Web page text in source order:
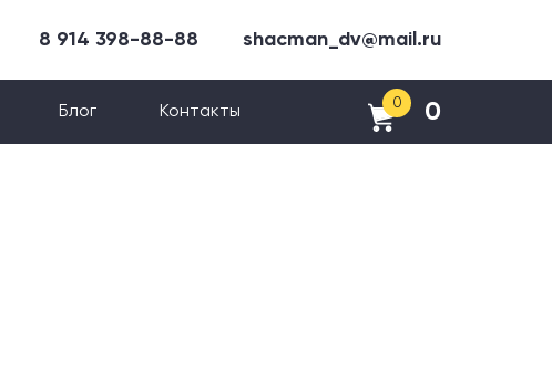
8 914 398-88-88 shacman_dv@mail.ru
Блог Контакты
0 0